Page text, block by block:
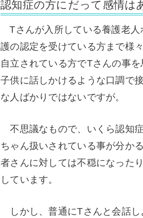
認知症の方にだって感情は
Tさんが入所している養護老人
護の認定を受けている方まで様
自立されている方でTさんの事
子供に話しかけるような口調で
な人ばかりではないですが。
不思議なもので、いくら認知
ちゃん扱いされている事が分か
者さんに対しては不穏になった
しています。
しかし、普通にTさんと会話し